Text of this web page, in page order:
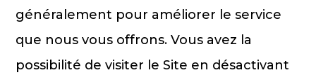
généralement pour améliorer le service
que nous vous offrons. Vous avez la
possibilité de visiter le Site en désactivant